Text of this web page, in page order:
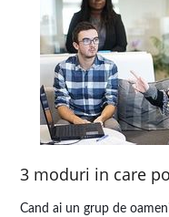
3 moduri in care
Cand ai un grup de